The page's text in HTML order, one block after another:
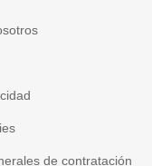
de contratación